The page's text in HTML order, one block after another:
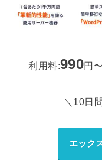
利用料:990円
＼10日
エック